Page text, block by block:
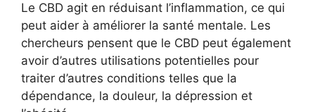
Le CBD agit en réduisant l’inflammation, ce qui
peut aider à améliorer la santé mentale. Les
chercheurs pensent que le CBD peut également
avoir d’autres utilisations potentielles pour
traiter d’autres conditions telles que la
dépendance, la douleur, la dépression et